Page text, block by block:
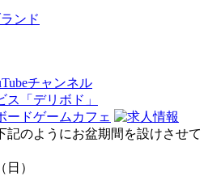
ンド
記のようにお盆期間を設けさせて
）